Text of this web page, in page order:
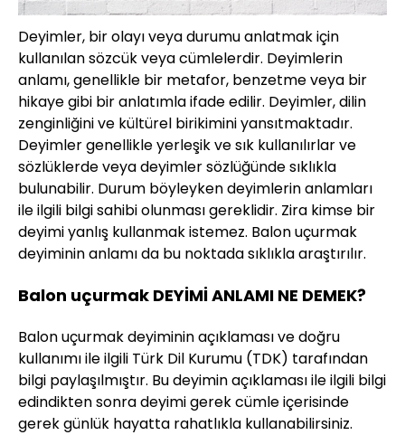
Deyimler, bir olayı veya durumu anlatmak için
kullanılan sözcük veya cümlelerdir. Deyimlerin
anlamı, genellikle bir metafor, benzetme veya bir
hikaye gibi bir anlatımla ifade edilir. Deyimler, dilin
zenginliğini ve kültürel birikimini yansıtmaktadır.
Deyimler genellikle yerleşik ve sık kullanılırlar ve
sözlüklerde veya deyimler sözlüğünde sıklıkla
bulunabilir. Durum böyleyken deyimlerin anlamları
ile ilgili bilgi sahibi olunması gereklidir. Zira kimse bir
deyimi yanlış kullanmak istemez. Balon uçurmak
deyiminin anlamı da bu noktada sıklıkla araştırılır.
Balon uçurmak DEYİMİ ANLAMI NE DEMEK?
Balon uçurmak deyiminin açıklaması ve doğru
kullanımı ile ilgili Türk Dil Kurumu (TDK) tarafından
bilgi paylaşılmıştır. Bu deyimin açıklaması ile ilgili bilgi
edindikten sonra deyimi gerek cümle içerisinde
gerek günlük hayatta rahatlıkla kullanabilirsiniz.